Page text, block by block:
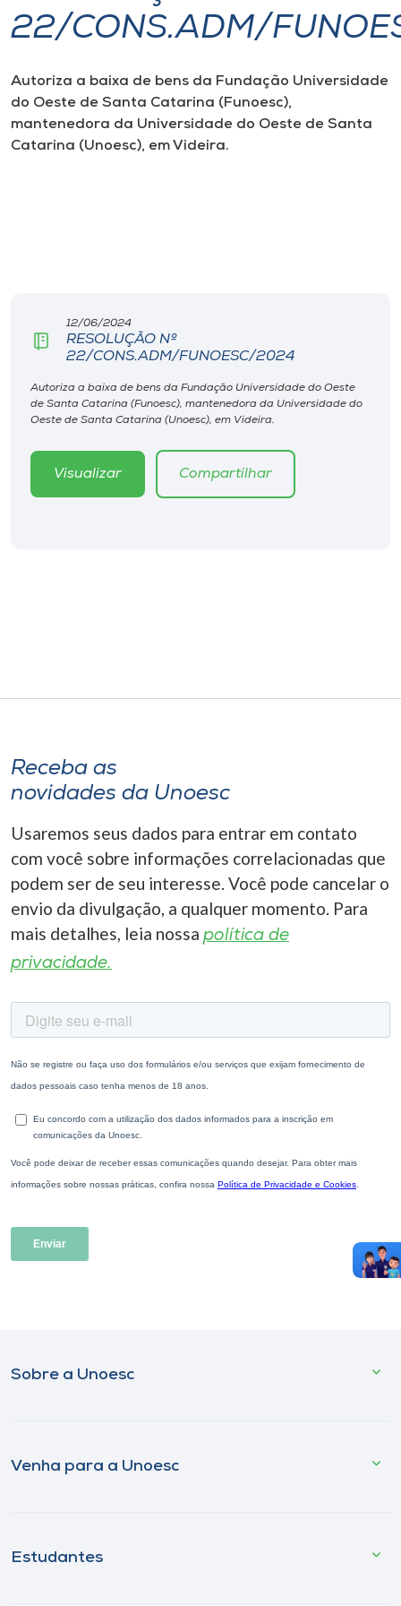
I.nova
Diplomados
Cultura
Museu
Unoesc
Store
22/CONS.ADM/
Autoriza a baixa de bens da Fundação Universidade
do Oeste de Santa Catarina (Funoesc),
mantenedora da Universidade do Oeste de Santa
Catarina (Unoesc), em Videira.
12/06/2024
RESOLUÇÃO Nº
22/CONS.ADM/FUNOESC/2024
Autoriza a baixa de bens da Fundação Universidade do Oeste
de Santa Catarina (Funoesc), mantenedora da Universidade do
Oeste de Santa Catarina (Unoesc), em Videira.
Visualizar Compartilhar
Receba as
novidades da Unoesc
Usaremos seus dados para entrar em contato
com você sobre informações correlacionadas que
podem ser de seu interesse. Você pode cancelar o
envio da divulgação, a qualquer momento. Para
mais detalhes, leia nossa política de
privacidade.
Sobre a Unoesc
Venha para a Unoesc
Estudantes